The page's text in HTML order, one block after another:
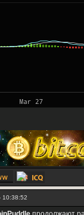
10:38:52